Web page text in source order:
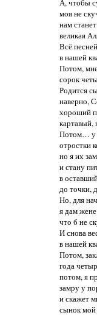
А, чтобы
моя не
нам
великая
Всё
в нашей
Потом,
сорок
Родится
наверно,
хороший
Потом… у
отростки
но я их
и стану
в
до точки,
Но, для
я дам
что б не
И снова
в нашей
Потом,
года
потом, я
замру у
и скажет
сынок мой